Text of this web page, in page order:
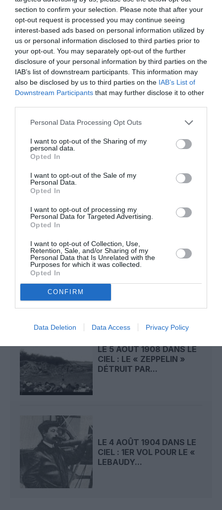
section to confirm your selection. Please note that after your
opt-out request is processed you may continue seeing
interest-based ads based on personal information utilized by
us or personal information disclosed to third parties prior to
your opt-out. You may separately opt-out of the further
disclosure of your personal information by third parties on the
IAB’s list of downstream participants. This information may
also be disclosed by us to third parties on the IAB’s List of
Downstream Participants that may further disclose it to other
Personal Data Processing Opt Outs
I want to opt-out of the Sharing of my
personal data.
Opted In
I want to opt-out of the Sale of my
Personal Data.
Opted In
I want to opt-out of processing my
Personal Data for Targeted Advertising.
Opted In
I want to opt-out of Collection, Use,
Retention, Sale, and/or Sharing of my
Personal Data that Is Unrelated with the
Purposes for which it was collected.
Opted In
CONFIRM
Data Deletion Data Access Privacy Policy
DERNIERS COMMENTAIRES
Pas si Coola commenté l'article :
19 h 23 sans escale : le Boeing 777F de National
Airlines relie l’Écosse à l’Australie
Dreamlinera commenté l'article :
Royal Air Maroc : capacité record pour l’été, mais les
histoire de l'aviation
LIRE AUSSI
LE 6 AOÛT 1909 DANS LE
CIEL : ROGER SOMMER
LE 5 AOÛT 1908 DANS LE
CIEL : LE « ZEPPELIN »
DÉTRUIT PAR...
LE 4 AOÛT 1904 DANS LE
CIEL : 1ER VOL POUR LE «
LEBAUDY...